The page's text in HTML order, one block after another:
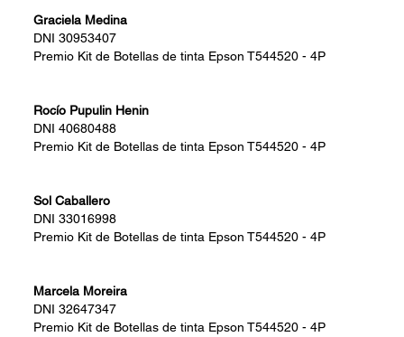
Graciela Medina
DNI 30953407
Premio Kit de Botellas de tinta Epson T544520 - 4P
Rocío Pupulin Henin
DNI 40680488
Premio Kit de Botellas de tinta Epson T544520 - 4P
Sol Caballero
DNI 33016998
Premio Kit de Botellas de tinta Epson T544520 - 4P
Marcela Moreira
DNI 32647347
Premio Kit de Botellas de tinta Epson T544520 - 4P